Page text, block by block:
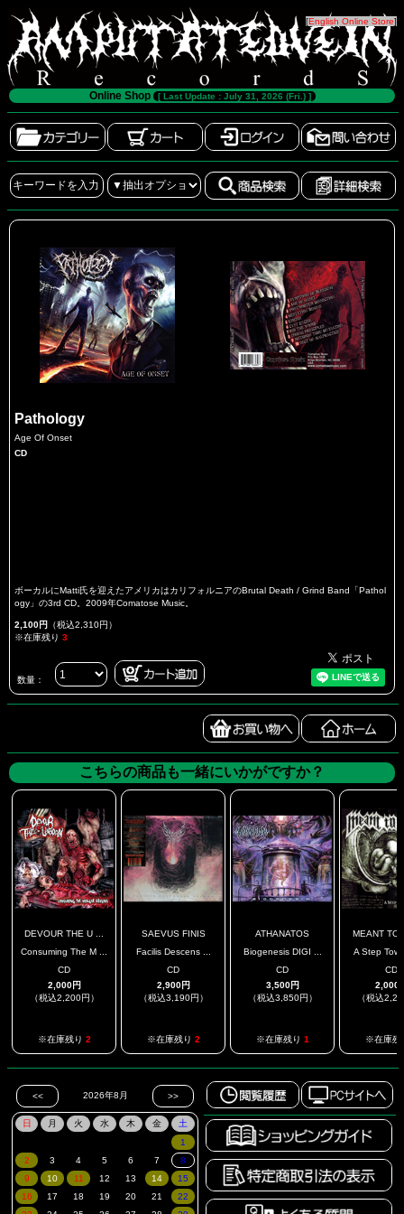
[English Online Store]
Online Shop [ Last Update : July 31, 2026 (Fri.) ]
Pathology
Age Of Onset
CD
ボーカルにMatti氏を迎えたアメリカはカリフォルニアのBrutal Death / Grind Band「Pathol
ogy」の3rd CD。2009年Comatose Music。
2,100円 （税込2,310円）
※在庫残り 3
数量：
こちらの商品も一緒にいかがですか？
DEVOUR THE U ...
Consuming The M ...
CD
2,000円
（税込2,200円）
※在庫残り 2
SAEVUS FINIS
Facilis Descens ...
CD
2,900円
（税込3,190円）
※在庫残り 2
ATHANATOS
Biogenesis DIGI ...
CD
3,500円
（税込3,850円）
※在庫残り 1
MEANT TO
A Step
CD
2,000
（税込
※在庫残